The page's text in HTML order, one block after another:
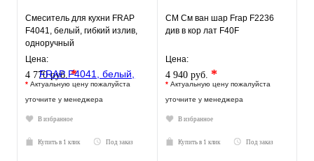
Смеситель для кухни FRAP
F4041, белый, гибкий излив,
одноручный
Цена:
4 770 руб.*
* Актуальную цену пожалуйста
уточните у менеджера
В избранное
Купить в 1 клик Под заказ
СМ См ван шар Frap F2236
див в кор лат F40F
Цена:
4 940 руб. *
* Актуальную цену пожалуйста
уточните у менеджера
В избранное
Купить в 1 клик Под заказ